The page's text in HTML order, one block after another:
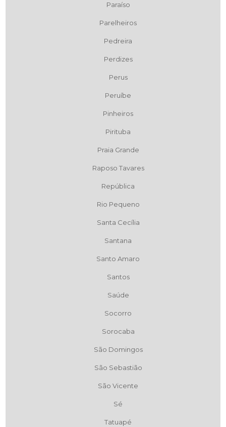
Paraíso
Parelheiros
Pedreira
Perdizes
Perus
Peruíbe
Pinheiros
Pirituba
Praia Grande
Raposo Tavares
República
Rio Pequeno
Santa Cecília
Santana
Santo Amaro
Santos
Saúde
Socorro
Sorocaba
São Domingos
São Sebastião
São Vicente
Sé
Tatuapé